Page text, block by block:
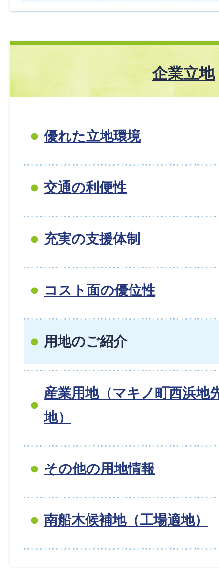
企業立地
優れた立地環境
交通の利便性
充実の支援体制
コスト面の優位性
用地のご紹介
産業用地（マキノ町西浜地
地）
その他の用地情報
南船木候補地（工場適地）